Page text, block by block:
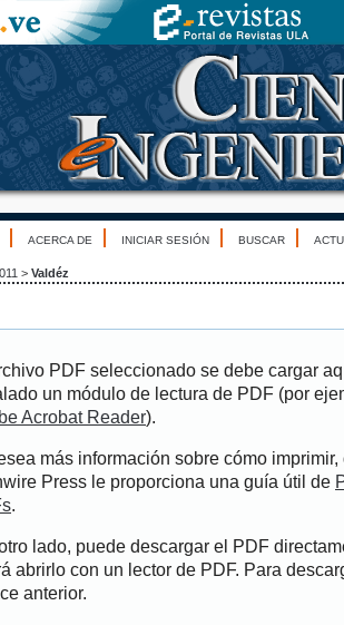
ACERCA DE INICIAR SESIÓN BUSCAR
> Valdéz
PDF seleccionado se debe cargar
un módulo de lectura de PDF (por
Acrobat Reader).
más información sobre cómo
Press le proporciona una guía útil de
.
lado, puede descargar el PDF
abrirlo con un lector de PDF. Para
anterior.